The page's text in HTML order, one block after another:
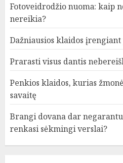
Fotoveidrodžio nuoma: kaip
nereikia?
Dažniausios klaidos
Prarasti visus dantis
Penkios klaidos, kurias
savaitę
Brangi dovana dar
renkasi sėkmingi verslai?